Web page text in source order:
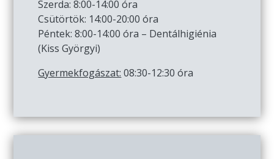
Szerda: 8:00-14:00 óra
Csütörtök: 14:00-20:00 óra
Péntek: 8:00-14:00 óra – Dentálhigiénia
(Kiss Györgyi)
Gyermekfogászat: 08:30-12:30 óra